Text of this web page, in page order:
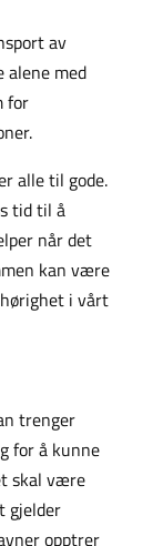
av
alene med
for
alle til gode.
tid til å
når det
kan være
i vårt
trenger
for å kunne
skal være
gjelder
opptrer